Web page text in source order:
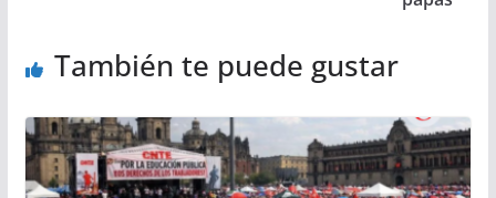
También te puede gustar